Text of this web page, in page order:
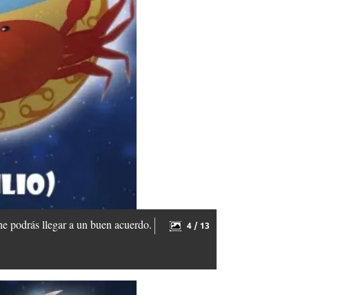
podrás llegar a un buen acuerdo.
4 / 13